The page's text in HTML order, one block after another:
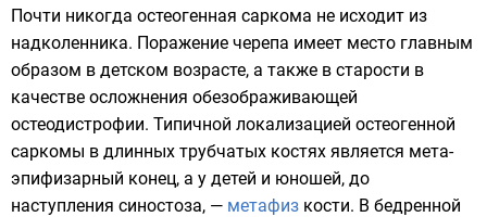
Почти никогда остеогенная саркома не исходит из
надколенника. Поражение черепа имеет место главным
образом в детском возрасте, а также в старости в
качестве осложнения обезображивающей
остеодистрофии. Типичной локализацией остеогенной
саркомы в длинных трубчатых костях является мета-
эпифизарный конец, а у детей и юношей, до
наступления синостоза, — метафиз кости. В бедренной